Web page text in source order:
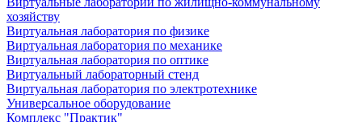
хозяйству
Виртуальная лаборатория по физике
Виртуальная лаборатория по механике
Виртуальная лаборатория по оптике
Виртуальный лабораторный стенд
Виртуальная лаборатория по электротехнике
Универсальное оборудование
Комплекс "Практик"